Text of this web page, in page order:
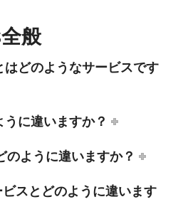
般
どのようなサービスです
に違いますか？
ように違いますか？
スとどのように違います